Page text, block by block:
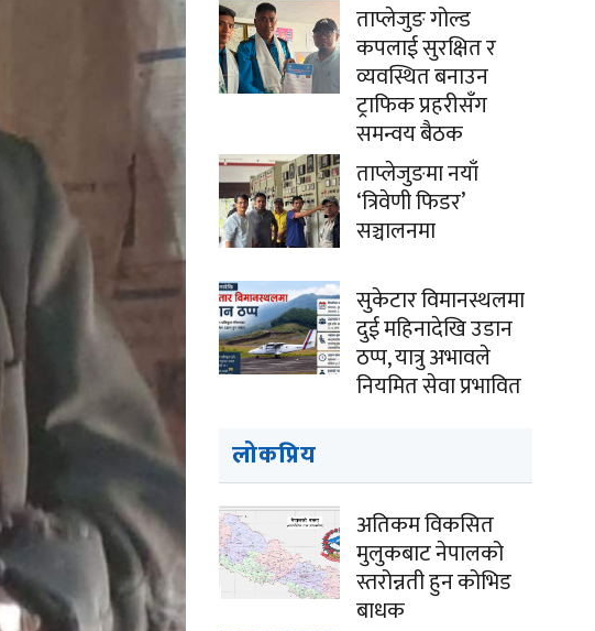
ताप्लेजुङ गोल्ड
कपलाई सुरक्षित र
व्यवस्थित बनाउन
ट्राफिक प्रहरीसँग
समन्वय बैठक
ताप्लेजुङमा नयाँ
‘त्रिवेणी फिडर’
सञ्चालनमा
सुकेटार विमानस्थलमा
दुई महिनादेखि उडान
ठप्प, यात्रु अभावले
नियमित सेवा प्रभावित
लोकप्रिय
अतिकम विकसित
मुलुकबाट नेपालको
स्तरोन्नती हुन कोभिड
बाधक